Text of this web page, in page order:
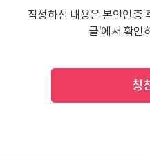
작성하신 내용은 본인인증
글'에서 확인
칭